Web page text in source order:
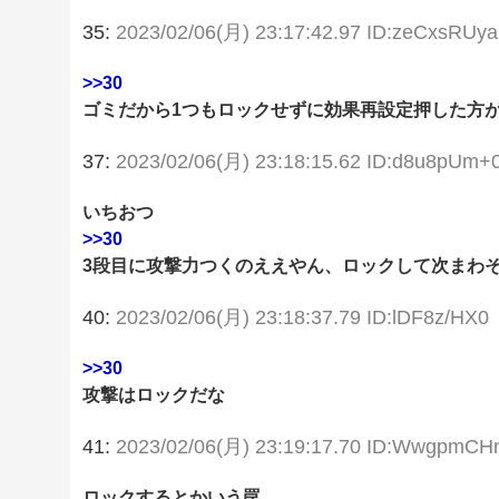
35: 2023/02/06(月) 23:17:42.97 ID:zeCxsRUya
>>30
ゴミだから1つもロックせずに効果再設定押した方
37: 2023/02/06(月) 23:18:15.62
いちおつ
>>30
3段目に攻撃力つくのええやん、ロックして次まわ
40: 2023/02/06(月) 23:18:37.79 ID:lDF8z/HX0
>>30
攻撃はロックだな
41: 2023/02/06(月) 23:19:17.70